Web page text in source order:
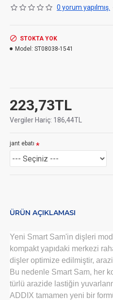
0 yorum yapılmış.
223,73TL
Vergiler Hariç: 186,44TL
STOKTA YOK
Model: ST08038-1541
jant ebatı
ÜRÜN AÇIKLAMASI
Yeni Smart Sam'in dişleri
kompakt yapıdaki merkezi
dişler optimize edilmiştir,
Bu nedenle Smart Sam, her
türlü arazide lastiğin
ADDIX tamamen yeni bir